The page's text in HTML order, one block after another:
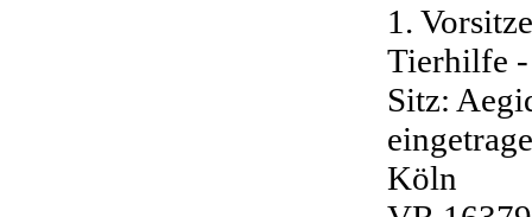
1.
Tierhilfe -
Sitz:
Köln